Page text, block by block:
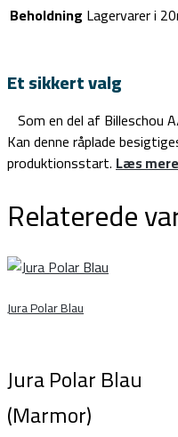
Beholdning Lagervarer i
Et sikkert valg
Som en del af Billeschou
Kan denne råplade
produktionsstart.Læs
Relaterede
Jura Polar Blau
Jura Polar Blau
(Marmor)